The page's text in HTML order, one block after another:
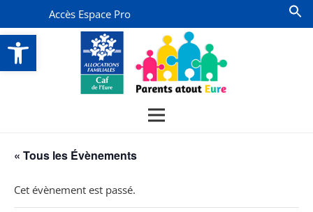
Ouvrir la barre d’outils
Accès Espace Pro
« Tous les Évènements
Cet évènement est passé.